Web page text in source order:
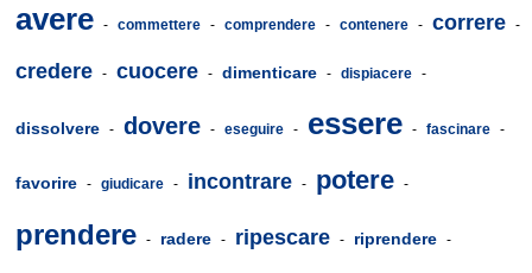
avere - commettere - comprendere - contenere - correre -
credere - cuocere - dimenticare - dispiacere -
dissolvere - dovere - eseguire - essere - fascinare -
favorire - giudicare - incontrare - potere -
prendere - radere - ripescare - riprendere -